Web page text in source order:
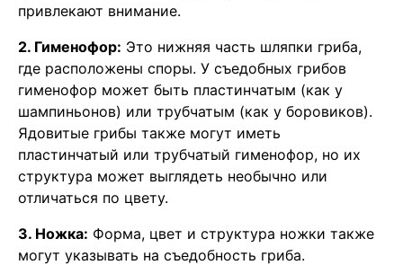
привлекают внимание.
2. Гименофор: Это нижняя часть шляпки гриба,
где расположены споры. У съедобных грибов
гименофор может быть пластинчатым (как у
шампиньонов) или трубчатым (как у боровиков).
Ядовитые грибы также могут иметь
пластинчатый или трубчатый гименофор, но их
структура может выглядеть необычно или
отличаться по цвету.
3. Ножка: Форма, цвет и структура ножки также
могут указывать на съедобность гриба.